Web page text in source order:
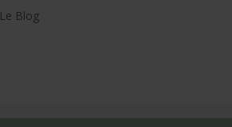
Le Blog